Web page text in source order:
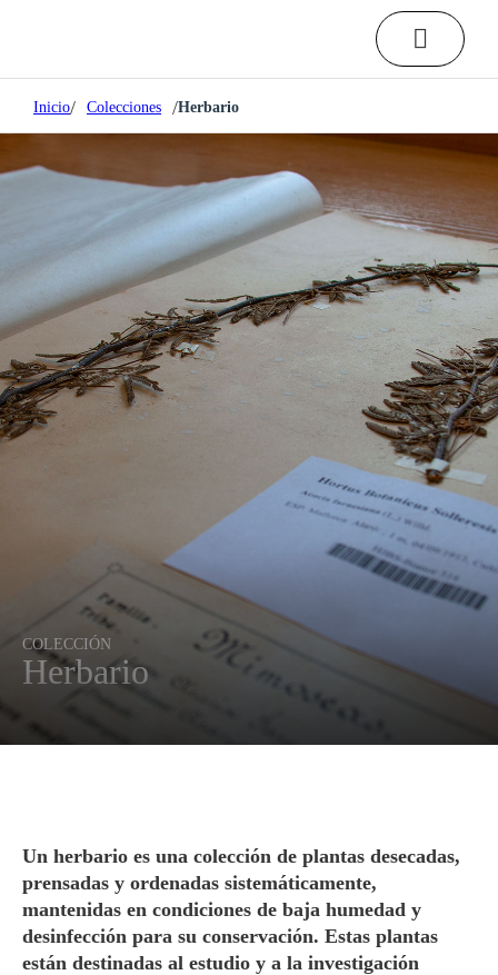
Inicio/ Colecciones /Herbario
COLECCIÓN
Herbario
Un herbario es una colección de plantas desecadas,
prensadas y ordenadas sistemáticamente,
mantenidas en condiciones de baja humedad y
desinfección para su conservación. Estas plantas
están destinadas al estudio y a la investigación